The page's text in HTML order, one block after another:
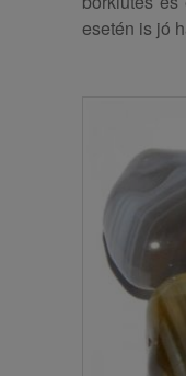
esetén is jó